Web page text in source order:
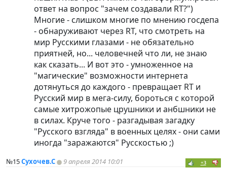
ответ на вопрос "зачем создавали RT?")
Многие - слишком многие по мнению госдепа
- обнаруживают через RT, что смотреть на
мир Русскими глазами - не обязательно
приятней, но... человечней что ли, не знаю
как сказать... И вот это - умноженное на
"магические" возможности интернета
дотянуться до каждого - превращает RT и
Русский мир в мега-силу, бороться с которой
самые хитрожопые црушники и анбшники не
в силах. Круче того - разгадывая загадку
"Русского взгляда" в военных целях - они сами
иногда "заражаются" Русскостью ;)
№15Сухочев.С 9 апреля 2014 10:01 +3